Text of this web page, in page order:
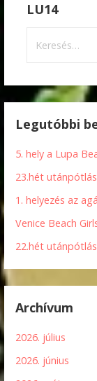
LU14
Legutóbbi
5. hely a Lupa
23.hét
1. helyezés az
Venice Beach
22.hét
Archívum
2026. július
2026. június